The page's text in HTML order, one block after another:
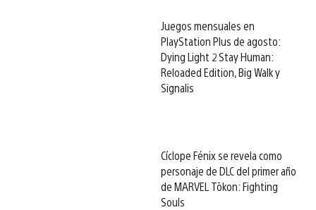
Juegos mensuales en
PlayStation Plus de agosto:
Dying Light 2 Stay Human:
Reloaded Edition, Big Walk y
Signalis
Cíclope Fénix se revela como
personaje de DLC del primer año
de MARVEL Tōkon: Fighting
Souls